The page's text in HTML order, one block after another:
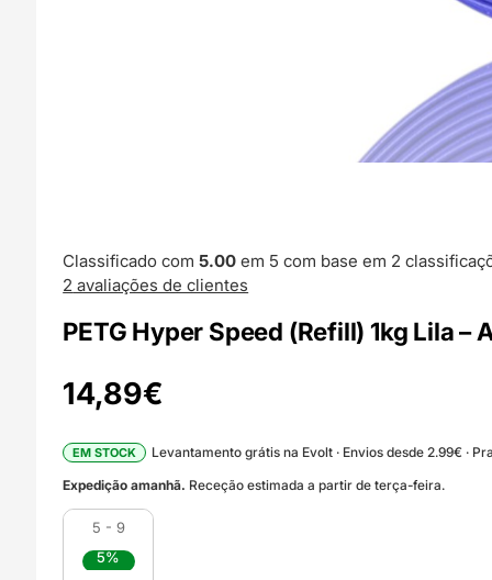
Classificado com5.00 em 5 com base em 2
2 avaliações de clientes
PETG Hyper Speed (Refill) 1kg Lila –
14,89€
EM STOCK
Levantamento grátis na Evolt · Envios desde 2.99€ ·
Expedição amanhã. Receção estimada a partir de terça-feira.
5 - 9
5%